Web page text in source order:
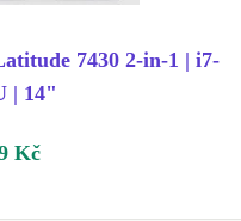
7430 2-in-1 | i7-
| 14"
Kč